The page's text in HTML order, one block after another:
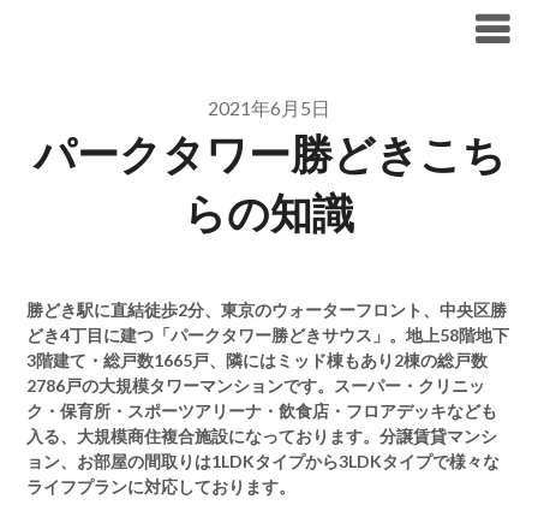
2021年6月5日
パークタワー勝どきこち
らの知識
勝どき駅に直結徒歩2分、東京のウォーターフロント、中央区勝
どき4丁目に建つ「パークタワー勝どきサウス」。地上58階地下
3階建て・総戸数1665戸、隣にはミッド棟もあり2棟の総戸数
2786戸の大規模タワーマンションです。スーパー・クリニッ
ク・保育所・スポーツアリーナ・飲食店・フロアデッキなども
入る、大規模商住複合施設になっております。分譲賃貸マンシ
ョン、お部屋の間取りは1LDKタイプから3LDKタイプで様々な
ライフプランに対応しております。